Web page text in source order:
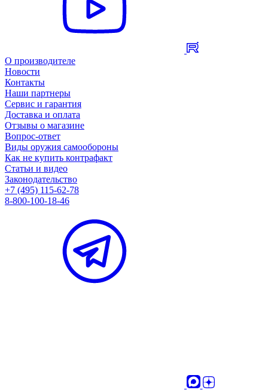
О производителе
Новости
Контакты
Наши партнеры
Сервис и гарантия
Доставка и оплата
Отзывы о магазине
Вопрос-ответ
Виды оружия самообороны
Как не купить контрафакт
Статьи и видео
Законодательство
+7 (495) 115-62-78
8-800-100-18-46